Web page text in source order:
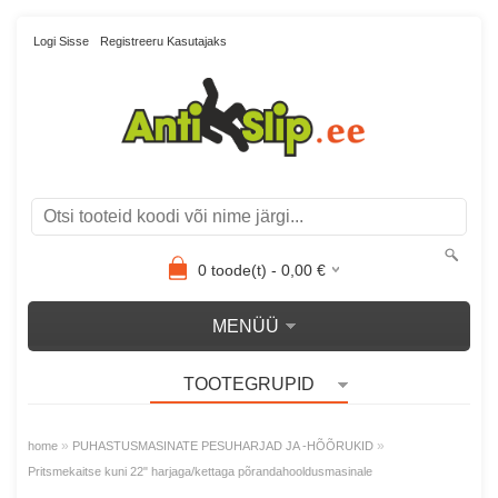
Logi Sisse Registreeru Kasutajaks
0toode(t) - 0,00€
MENÜÜ
TOOTEGRUPID
home » PUHASTUSMASINATE PESUHARJAD JA -HÕÕRUKID »
Pritsmekaitse kuni 22" harjaga/kettaga põrandahooldusmasinale